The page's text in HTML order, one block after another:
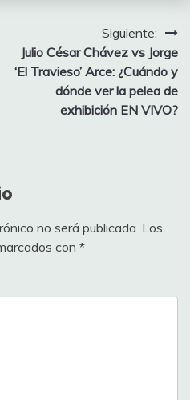
Siguiente:
Julio César Chávez vs Jorge
‘El Travieso’ Arce: ¿Cuándo y
dónde ver la pelea de
exhibición EN VIVO?
no será publicada. Los
con *